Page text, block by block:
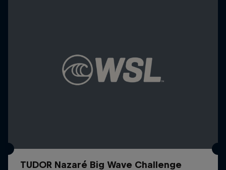
TUDOR Nazaré Big Wave Challenge